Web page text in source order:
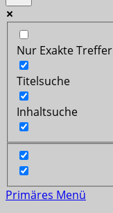
Nur Exakte Treffer
Titelsuche
Inhaltsuche
Primäres Menü